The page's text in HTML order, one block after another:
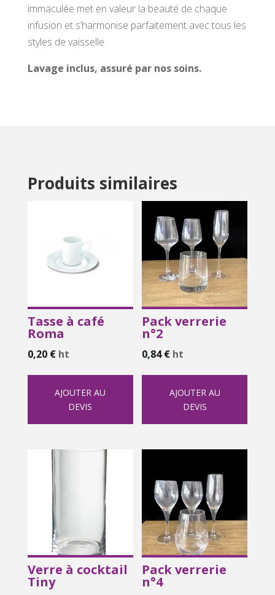
immaculée met en valeur la beauté de chaque
infusion et s’harmonise parfaitement avec tous les
styles de vaisselle.
Lavage inclus, assuré par nos soins.
Produits similaires
Tasse à café
Roma
0,20 € ht
AJOUTER AU
DEVIS
Pack verrerie
n°2
0,84€ ht
AJOUTER AU
DEVIS
Verre à cocktail
Tiny
Pack verrerie
n°4